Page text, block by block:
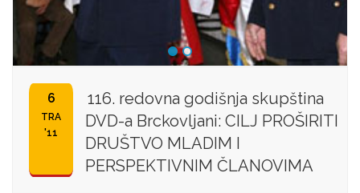
6
TRA
'11
116. redovna godišnja skupština
DVD-a Brckovljani: CILJ PROŠIRITI
DRUŠTVO MLADIM I
PERSPEKTIVNIM ČLANOVIMA